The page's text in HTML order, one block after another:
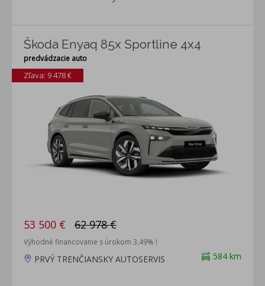
Škoda Enyaq 85x Sportline 4x4
predvádzacie auto
Zľava: 9 478 €
53 500 € 62 978 €
Výhodné financovanie s úrokom 3,49% !
584 km
PRVÝ TRENČIANSKY AUTOSERVIS